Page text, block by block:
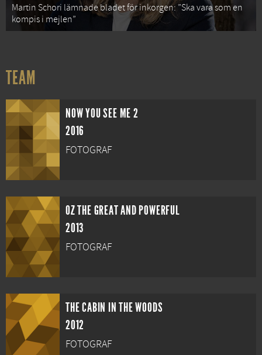
Martin Schori lämnade bladet för inkorgen: ”Ska vara som en
kompis i mejlen”
TEAM
NOW YOU SEE ME 2
2016
FOTOGRAF
OZ THE GREAT AND POWERFUL
2013
FOTOGRAF
THE CABIN IN THE WOODS
2012
FOTOGRAF